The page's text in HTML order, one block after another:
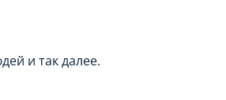
и так далее.